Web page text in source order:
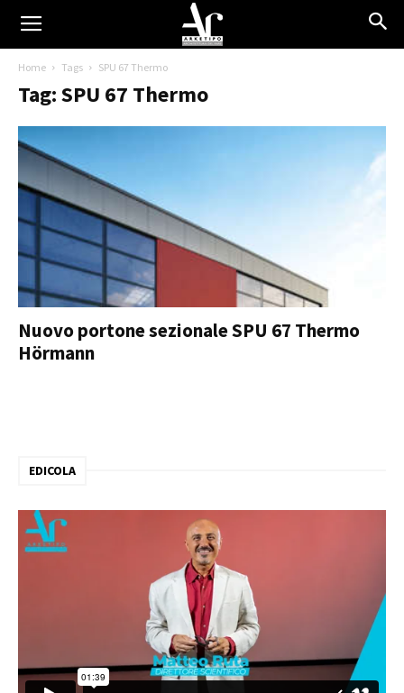
Home Tags SPU 67 Thermo
Tag: SPU 67 Thermo
Nuovo portone sezionale SPU 67 Thermo
Hörmann
EDICOLA